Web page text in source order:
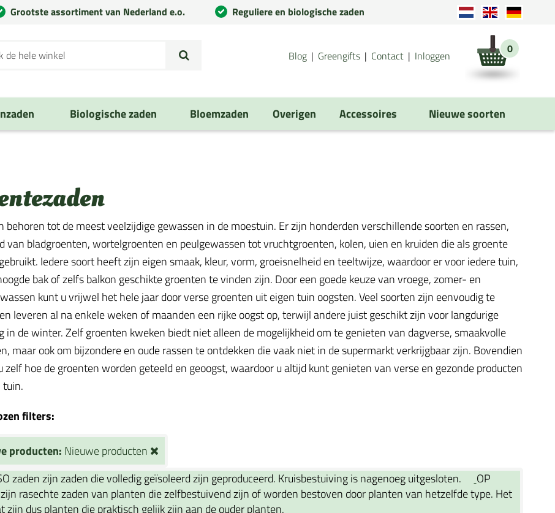
Grootste assortiment van Nederland e.o. Reguliere en biologische zaden
Blog Greengifts Contact Inloggen 0
Biologische zaden Bloemzaden Overigen Accessoires Nieuwe soorten
behoren tot de meest veelzijdige gewassen in de moestuin. Er zijn honderden verschillende soorten en rassen,
van bladgroenten, wortelgroenten en peulgewassen tot vruchtgroenten, kolen, uien en kruiden die als groente
Iedere soort heeft zijn eigen smaak, kleur, vorm, groeisnelheid en teeltwijze, waardoor er voor iedere tuin,
bak of zelfs balkon geschikte groenten te vinden zijn. Door een goede keuze van vroege, zomer- en
kunt u vrijwel het hele jaar door verse groenten uit eigen tuin oogsten. Veel soorten zijn eenvoudig te
leveren al na enkele weken of maanden een rijke oogst op, terwijl andere juist geschikt zijn voor langdurige
in de winter. Zelf groenten kweken biedt niet alleen de mogelijkheid om te genieten van dagverse, smaakvolle
maar ook om bijzondere en oude rassen te ontdekken die vaak niet in de supermarkt verkrijgbaar zijn. Bovendien
zelf hoe de groenten worden geteeld en geoogst, waardoor u altijd kunt genieten van verse en gezonde producten
tuin.
filters:
producten: Nieuwe producten
zaden zijn zaden die volledig geïsoleerd zijn geproduceerd. Kruisbestuiving is nagenoeg uitgesloten.
OP
rasechte zaden van planten die zelfbestuivend zijn of worden bestoven door planten van hetzelfde type. Het
zijn dus planten die praktisch gelijk zijn aan de ouder planten.